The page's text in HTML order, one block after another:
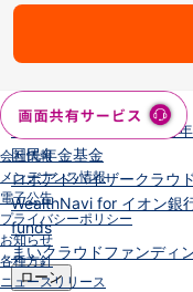
NISA
金銭信託のしくみ
iDeCo・国民年金基金
iDeCo（個人型確定拠出年
国民年金基金
ロボアドバイザークラウ
WealthNavi for イオン銀
funds
まいクラウドファンディ
ローン
会社情報
メンテナンス情報
電子公告
プライバシーポリシー
お知らせ
各種方針
ニュースリリース